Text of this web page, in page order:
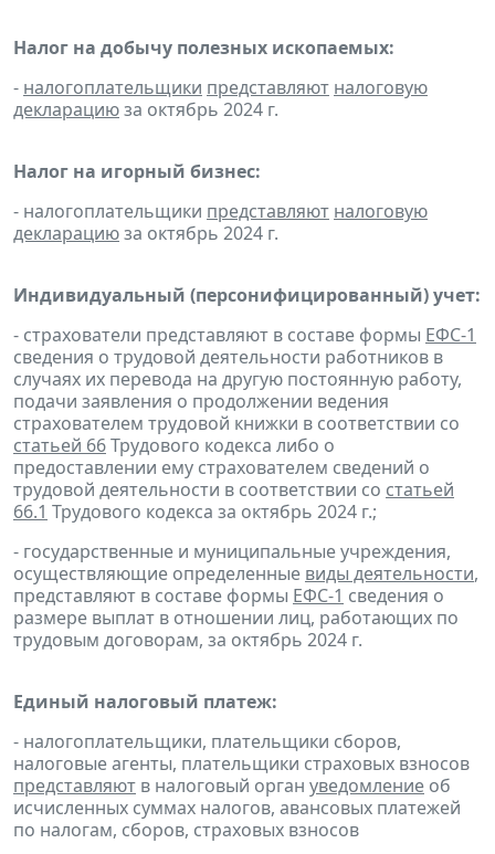
Налог на добычу полезных ископаемых:
- налогоплательщики представляют налоговую
декларациюза октябрь 2024 г.
Налог на игорный бизнес:
- налогоплательщики представляют налоговую
декларациюза октябрь 2024 г.
Индивидуальный (персонифицированный) учет:
- страхователи представляют в составе формы ЕФС-1
сведения о трудовой деятельности работников в
случаях их перевода на другую постоянную работу,
подачи заявления о продолжении ведения
страхователем трудовой книжки в соответствии со
статьей 66Трудового кодекса либо о
предоставлении ему страхователем сведений о
трудовой деятельности в соответствии со статьей
66.1 Трудового кодекса за октябрь 2024 г.;
- государственные и муниципальные учреждения,
осуществляющие определенные виды деятельности,
представляют в составе формы ЕФС-1 сведения о
размере выплат в отношении лиц, работающих по
трудовым договорам, за октябрь 2024 г.
Единый налоговый платеж:
- налогоплательщики, плательщики сборов,
налоговые агенты, плательщики страховых взносов
представляют в налоговый орган уведомление об
исчисленных суммах налогов, авансовых платежей
по налогам, сборов, страховых взносов